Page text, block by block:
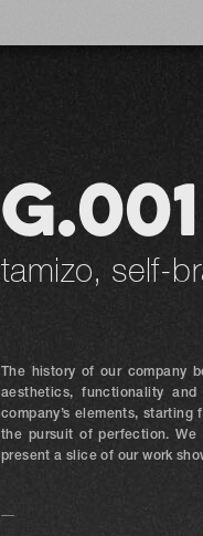
G.001
tamizo, self-
The history of our company
aesthetics, functionality
company’s elements,
the pursuit of perfection. We
present a slice of our work